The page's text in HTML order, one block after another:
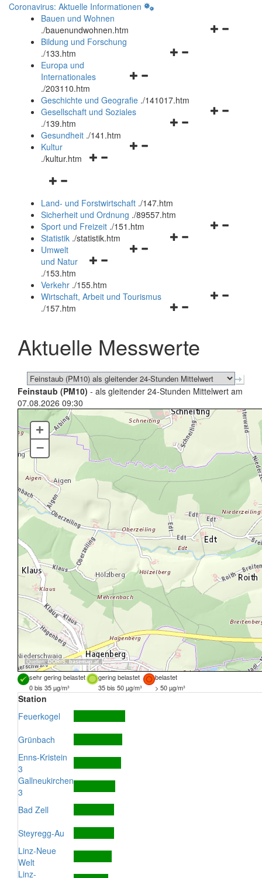
Coronavirus: Aktuelle Informationen
Bauen und Wohnen
./bauenundwohnen.htm
Navigationsmenü
Bildung und Forschung
./133.htm
Navigationsmenü
und
schließen
Europa und
Internationales
./203110.htm
Geschichte und Geografie ./141017.htm
Navigationsmenü
Gesellschaft und Soziales
./139.htm
Navigationsmenü
Gesundheit ./141.htm
Navigationsmenü
Kultur
./kultur.htm
Navigationsmenü
und
schließen
Land- und Forstwirtschaft ./147.htm
Sicherheit und Ordnung ./89557.htm
Navigationsmenü
Sport und Freizeit ./151.htm
Navigationsmenü
Statistik ./statistik.htm
Navigationsmenü
und
schließen
Umwelt
und Natur
./153.htm
Verkehr ./155.htm
Navigationsmenü
schließen
Wirtschaft, Arbeit und Tourismus
./157.htm
Aktuelle Messwerte
Feinstaub (PM10) - als gleitender 24-Stunden Mittelwert am
07.08.2026 09:30
Quellen: DORIS,basemap.at
+
–
sehr gering belastet gering belastet
belastet
0 bis 35 µg/m³
35 bis 50 µg/m³ > 50 µg/m³
Station
Feuerkogel
Grünbach
Enns-Kristein
3
Gallneukirchen
3
Bad Zell
Steyregg-Au
Linz-Neue
Welt
Linz-